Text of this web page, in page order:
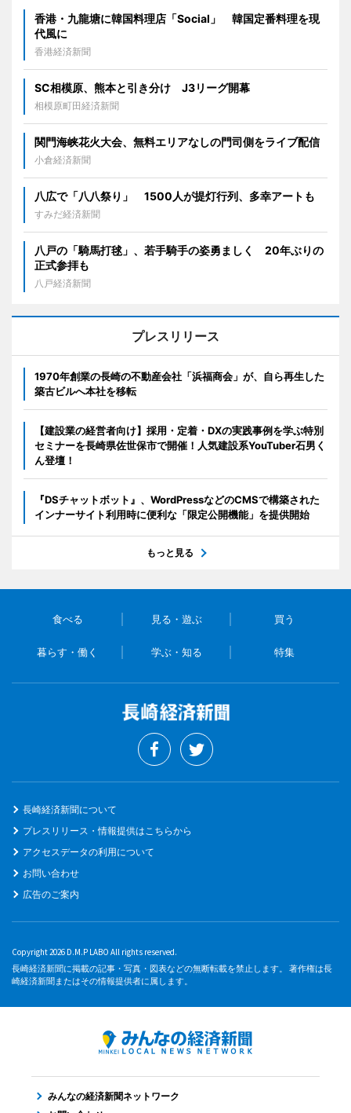
香港・九龍塘に韓国料理店「Social」 韓国定番料理を現
代風に
香港経済新聞
SC相模原、熊本と引き分け J3リーグ開幕
相模原町田経済新聞
関門海峡花火大会、無料エリアなしの門司側をライブ配信
小倉経済新聞
八広で「八八祭り」 1500人が提灯行列、多幸アートも
すみだ経済新聞
八戸の「騎馬打毬」、若手騎手の姿勇ましく 20年ぶりの
正式参拝も
八戸経済新聞
プレスリリース
1970年創業の長崎の不動産会社「浜福商会」が、自ら再生した
築古ビルへ本社を移転
【建設業の経営者向け】採用・定着・DXの実践事例を学ぶ特別
セミナーを長崎県佐世保市で開催！人気建設系YouTuber石男く
ん登壇！
『DSチャットボット』、WordPressなどのCMSで構築された
インナーサイト利用時に便利な「限定公開機能」を提供開始
もっと見る
食べる 見る・遊ぶ 買う
暮らす・働く 学ぶ・知る 特集
長崎経済新聞について
プレスリリース・情報提供はこちらから
アクセスデータの利用について
お問い合わせ
広告のご案内
Copyright 2026 D.M.P LABO All rights reserved.
長崎経済新聞に掲載の記事・写真・図表などの無断転載を禁止します。 著作権は長
崎経済新聞またはその情報提供者に属します。
みんなの経済新聞ネットワーク